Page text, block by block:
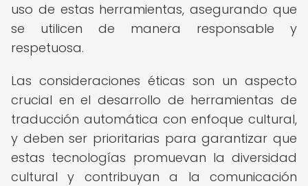
uso de estas herramientas, asegurando que
se utilicen de manera responsable y
respetuosa.
Las consideraciones éticas son un aspecto
crucial en el desarrollo de herramientas de
traducción automática con enfoque cultural,
y deben ser prioritarias para garantizar que
estas tecnologías promuevan la diversidad
cultural y contribuyan a la comunicación